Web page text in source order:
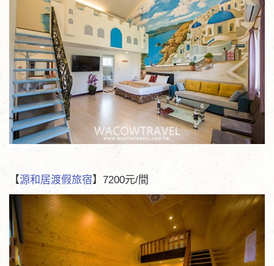
【源和居渡假旅宿】7200元/間